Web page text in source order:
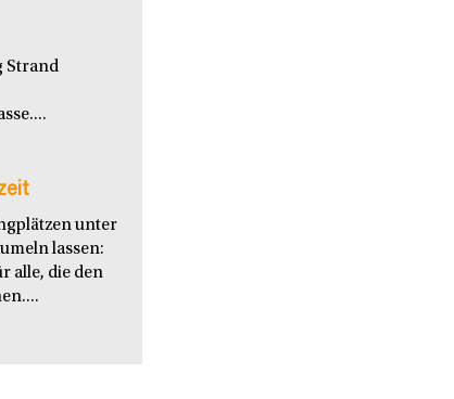
Strand
unter
lassen:
alle, die den